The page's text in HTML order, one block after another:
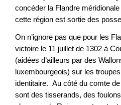
concéder la Flandre
cette région est sortie des
On n’ignore pas que pour les
victoire le 11 juillet de 1302 à
(aidées d’ailleurs par des
luxembourgeois) sur les
identitaire. Au côté du comte
sont des tisserands, des